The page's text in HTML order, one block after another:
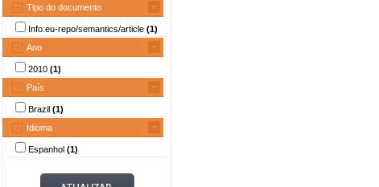
Tipo do documento
Info:eu-repo/semantics/article (1)
Ano
2010 (1)
País
Brazil (1)
Idioma
Espanhol (1)